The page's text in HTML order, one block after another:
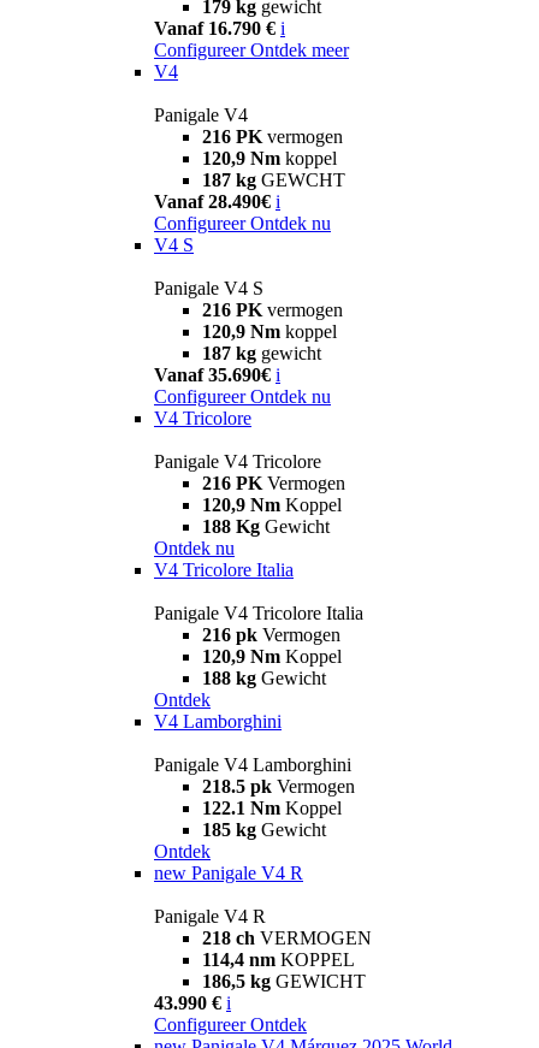
179 kg gewicht
Vanaf 16.790 € i
Configureer Ontdek meer
V4
Panigale V4
216 PK vermogen
120,9 Nm koppel
187 kg GEWCHT
Vanaf 28.490€ i
Configureer Ontdek nu
V4 S
Panigale V4 S
216 PK vermogen
120,9 Nm koppel
187 kg gewicht
Vanaf 35.690€ i
Configureer Ontdek nu
V4 Tricolore
Panigale V4 Tricolore
216 PK Vermogen
120,9 Nm Koppel
188 Kg Gewicht
Ontdek nu
V4 Tricolore Italia
Panigale V4 Tricolore Italia
216 pk Vermogen
120,9 Nm Koppel
188 kg Gewicht
Ontdek
V4 Lamborghini
Panigale V4 Lamborghini
218.5 pk Vermogen
122.1 Nm Koppel
185 kg Gewicht
Ontdek
new Panigale V4 R
Panigale V4 R
218 ch VERMOGEN
114,4 nm KOPPEL
186,5 kg GEWICHT
43.990 € i
Configureer Ontdek